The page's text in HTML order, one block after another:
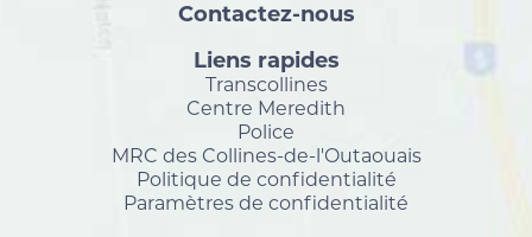
Contactez-nous
Liens rapides
Transcollines
Centre Meredith
Police
MRC des Collines-de-l'Outaouais
Politique de confidentialité
Paramètres de confidentialité